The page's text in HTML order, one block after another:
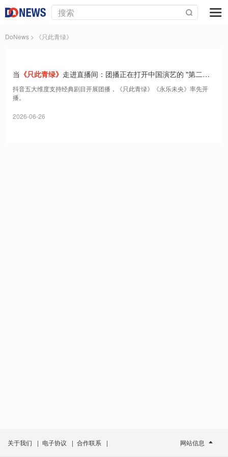
DoNews > 《只此青绿》
当 《只此青绿》 走进直播间：团播正在打开中国演艺的 "第二舞
台"
抖音五大维度支持经典剧目开展团播，《只此青绿》《永乐未央》率先开
播。
2026-06-26
关于我们 | 电子协议 | 合作联系 | 网站信息